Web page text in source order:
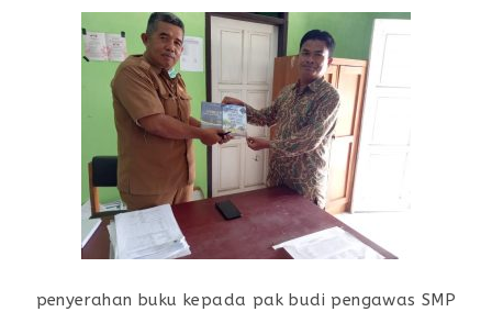
penyerahan buku kepada pak budi pengawas SMP